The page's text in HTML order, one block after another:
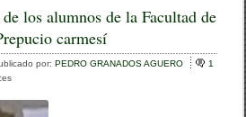
de los alumnos de la Facultad de
carmesí
por:PEDRO GRANADOS AGUERO
1